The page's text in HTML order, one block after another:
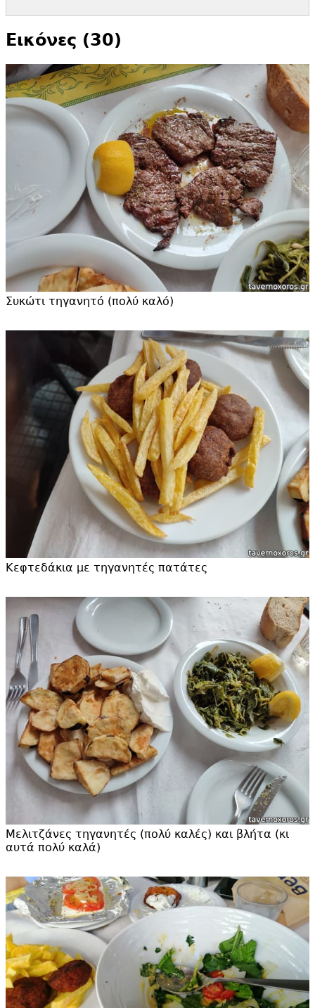
Εικόνες (30)
Συκώτι τηγανητό (πολύ καλό)
Κεφτεδάκια με τηγανητές πατάτες
Μελιτζάνες τηγανητές (πολύ καλές) και βλήτα (κι
αυτά πολύ καλά)